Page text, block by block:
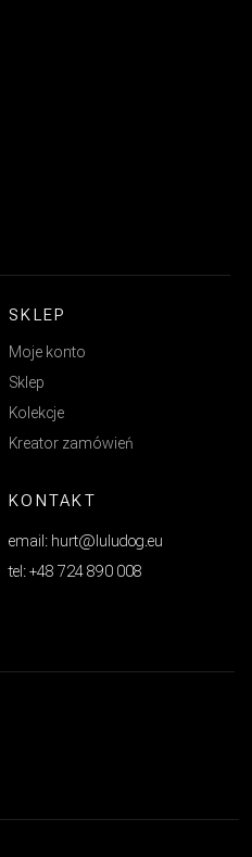
SKLEP
Moje konto
Sklep
Kolekcje
Kreator zamówień
KONTAKT
email: hurt@luludog.eu
tel: +48 724 890 008